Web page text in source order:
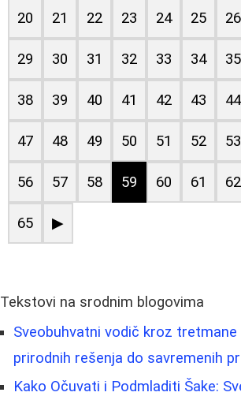
20 21 22 23 24 25 26
29 30 31 32 33 34 35
38 39 40 41 42 43 44
47 48 49 50 51 52 53
56 57 58 59 60 61 62
65 ▶
Tekstovi na srodnim blogovima
Sveobuhvatni vodič kroz tretmane
prirodnih rešenja do savremenih
Kako Očuvati i Podmladiti Šake: